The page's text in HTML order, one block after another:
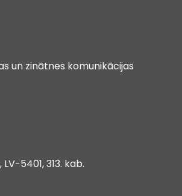
un zinātnes komunikācijas
5401, 313. kab.